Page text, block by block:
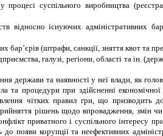
суспільного виробництва
відносно існуючих адміністративних
(штрафи, санкції, зняття квот та
галузі, регіони, області та ін.
держави та наявності у неї влади, як
процедури при здійсненні
чітких правил гри, що призводить
рішень щодо впровадження, змін чи
приватного і суспільного інтересу
корупції та неефективних